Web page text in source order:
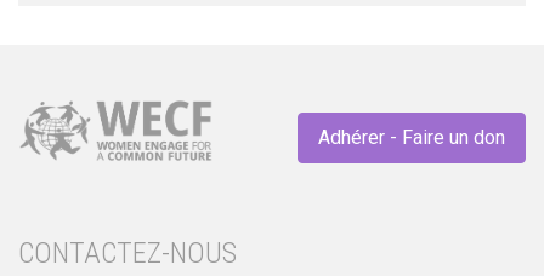
Adhérer - Faire un don
CONTACTEZ-NOUS